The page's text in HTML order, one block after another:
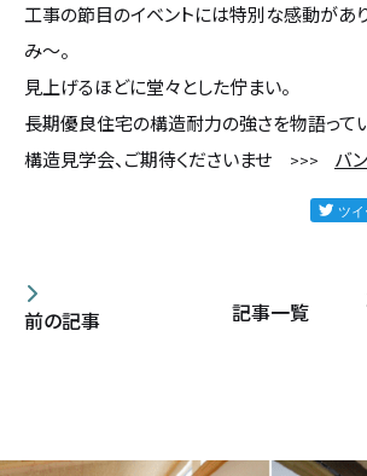
住宅の無料相談会
カタログ請求
工事の節目のイベントには特別な感動があ
み～。
見上げるほどに堂々とした佇まい。
長期優良住宅の構造耐力の強さを物語って
構造見学会、ご期待くださいませ
>>> バ
前の記事 記事一覧